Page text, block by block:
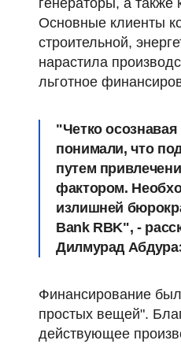
Основные клиенты
строительной,
нарастила
льготное
"Четко
понимали, что
путем
фактором.
излишней
Bank RBK", -
Дилмурад
Финансирование
простых вещей".
действующее